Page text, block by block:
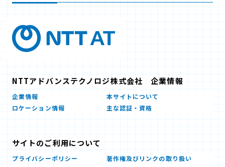
NTTアドバンステクノロジ株式会社 企業情報
企業情報
本サイトについて
ロケーション情報
主な認証・資格
サイトのご利用について
プライバシーポリシー
著作権及びリンクの取り扱い